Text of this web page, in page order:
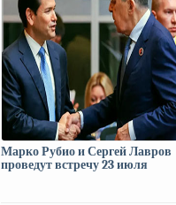
Марко Рубио и Сергей Лавров
проведут встречу 23 июля